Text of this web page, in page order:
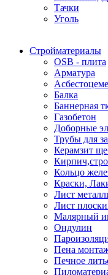
Тачки
Уголь
Стройматериалы
OSB - плита
Арматура
Балка
Баннерная
Газобетон
Доборные
Трубы для
Керамзит
Кольцо
Краски,
Лист
Лист
Малярный
Ондулин
Пена
Печное